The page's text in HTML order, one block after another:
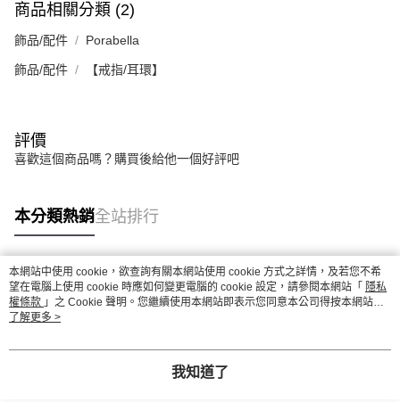
商品相關分類 (2)
飾品/配件 Porabella
飾品/配件 【戒指/耳環】
評價
喜歡這個商品嗎？購買後給他一個好評吧
本分類熱銷全站排行
熱門標籤
本網站中使用 cookie，欲查詢有關本網站使用 cookie 方式之詳情，及若您不希
望在電腦上使用 cookie 時應如何變更電腦的 cookie 設定，請參閱本網站「 隱私
權條款 」之 Cookie 聲明。您繼續使用本網站即表示您同意本公司得按本網站使
用條款之 Cookie 聲明使用 cookie。
了解更多 >
我知道了